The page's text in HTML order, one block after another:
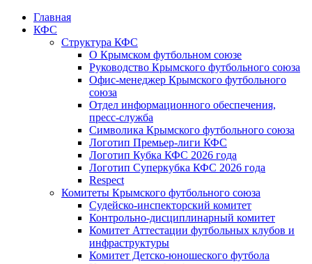
Главная
КФС
Структура КФС
О Крымском футбольном союзе
Руководство Крымского футбольного союза
Офис-менеджер Крымского футбольного
союза
Отдел информационного обеспечения,
пресс-служба
Символика Крымского футбольного союза
Логотип Премьер-лиги КФС
Логотип Кубка КФС 2026 года
Логотип Суперкубка КФС 2026 года
Respect
Комитеты Крымского футбольного союза
Судейско-инспекторский комитет
Контрольно-дисциплинарный комитет
Комитет Аттестации футбольных клубов и
инфраструктуры
Комитет Детско-юношеского футбола